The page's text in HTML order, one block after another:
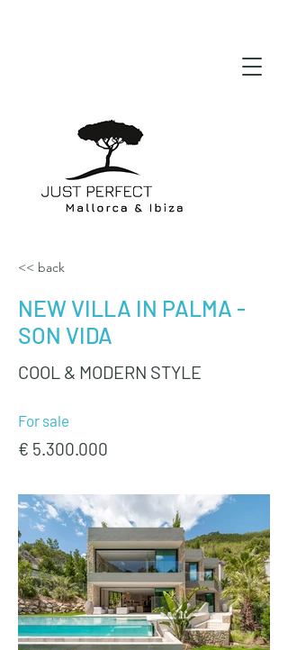
<< back
NEW VILLA IN PALMA -
SON VIDA
COOL & MODERN STYLE
For sale
€ 5.300.000